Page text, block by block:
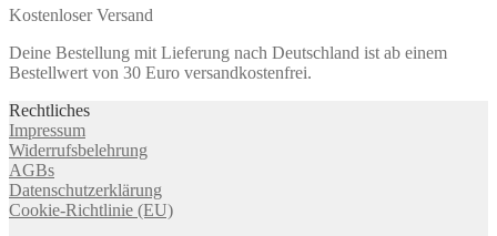
Kostenloser Versand
Deine Bestellung mit Lieferung nach Deutschland ist ab einem
Bestellwert von 30 Euro versandkostenfrei.
Rechtliches
Impressum
Widerrufsbelehrung
AGBs
Datenschutzerklärung
Cookie-Richtlinie (EU)